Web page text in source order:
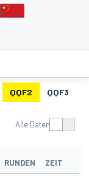
QQF2 QQF3
Alle Daten
RUNDEN ZEIT